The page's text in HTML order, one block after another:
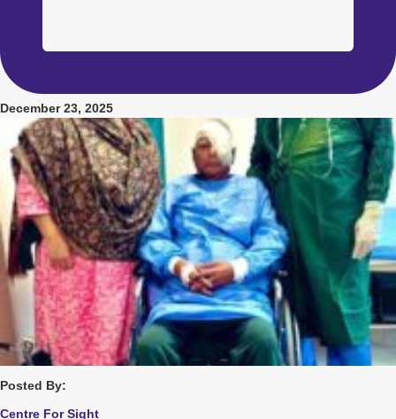
December 23, 2025
Posted By:
Centre For Sight